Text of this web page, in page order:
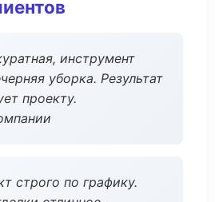
инструмент
уборка. Результат
проекту.
строго по графику.